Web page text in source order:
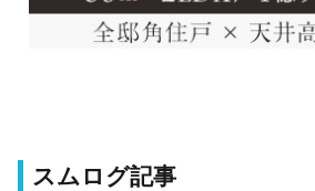
スムログ記事